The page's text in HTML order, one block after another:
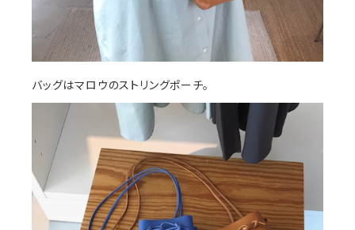
バッグはマロウのストリングポーチ。